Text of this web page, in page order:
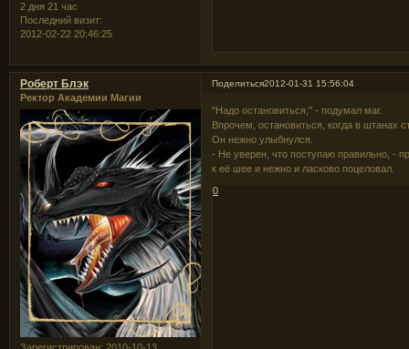
2 дня 21 час
Последний визит:
2012-02-22 20:46:25
Поделиться2012-01-31 15:56:04
Роберт Блэк
Ректор Академии Магии
"Надо остановиться," - подумал маг.
Впрочем, остановиться, когда в штанах
Он нежно улыбнулся.
- Не уверен, что поступаю правильно, -
к её шее и нежно и ласково поцеловал.
0